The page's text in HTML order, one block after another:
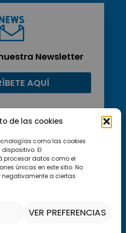
de las cookies
como las cookies
El
procesar datos como el
únicas en este sitio. No
negativamente a ciertas
VER PREFERENCIAS
Newsletter
AQUÍ